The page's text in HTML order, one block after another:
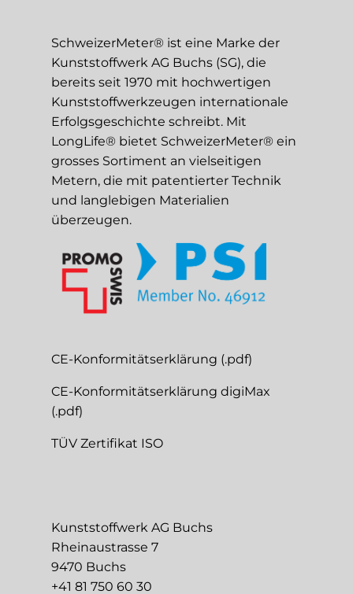
SchweizerMeter® ist eine Marke der
Kunststoffwerk AG Buchs (SG), die
bereits seit 1970 mit hochwertigen
Kunststoffwerkzeugen internationale
Erfolgsgeschichte schreibt. Mit
LongLife® bietet SchweizerMeter® ein
grosses Sortiment an vielseitigen
Metern, die mit patentierter Technik
und langlebigen Materialien
überzeugen.
CE-Konformitätserklärung (.pdf)
CE-Konformitätserklärung digiMax
(.pdf)
TÜV Zertifikat ISO
Kunststoffwerk AG Buchs
Rheinaustrasse 7
9470 Buchs
+41 81 750 60 30